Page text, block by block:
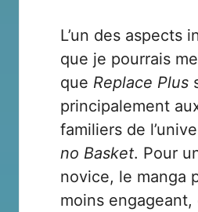
L’un des aspects
que je pourrais
que Replace Plus
principalement
familiers de
no Basket. Pour
novice, le manga
moins engageant,